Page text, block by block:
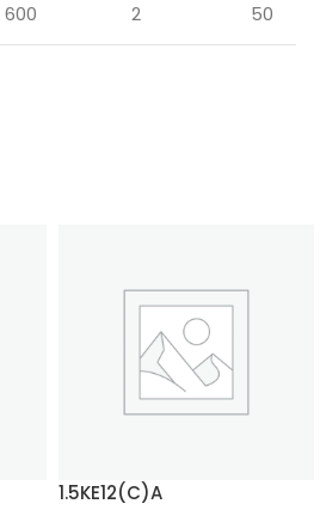
600 2 50
1.5KE12(C)A